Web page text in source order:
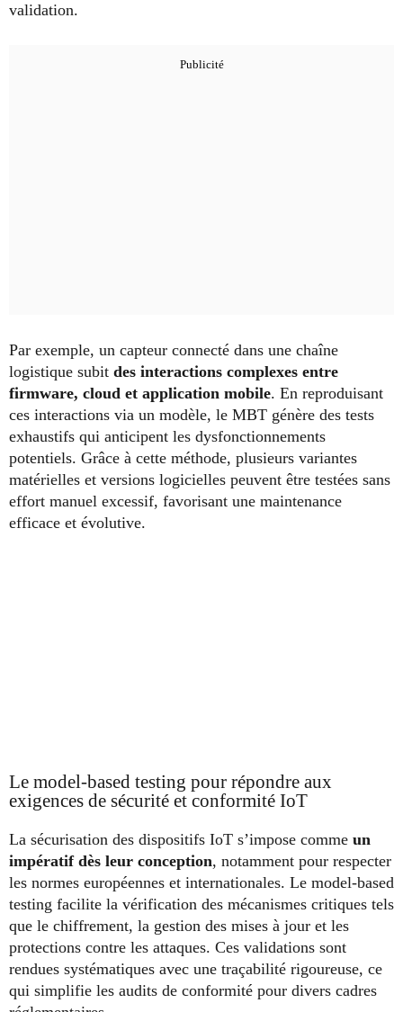
validation.
Par exemple, un capteur connecté dans une chaîne
logistique subit des interactions complexes entre
firmware, cloud et application mobile. En reproduisant
ces interactions via un modèle, le MBT génère des tests
exhaustifs qui anticipent les dysfonctionnements
potentiels. Grâce à cette méthode, plusieurs variantes
matérielles et versions logicielles peuvent être testées sans
effort manuel excessif, favorisant une maintenance
efficace et évolutive.
Le model-based testing pour répondre aux
exigences de sécurité et conformité IoT
La sécurisation des dispositifs IoT s’impose comme un
impératif dès leur conception, notamment pour respecter
les normes européennes et internationales. Le model-based
testing facilite la vérification des mécanismes critiques tels
que le chiffrement, la gestion des mises à jour et les
protections contre les attaques. Ces validations sont
rendues systématiques avec une traçabilité rigoureuse, ce
qui simplifie les audits de conformité pour divers cadres